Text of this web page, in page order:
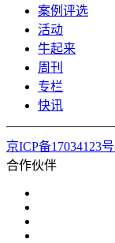
案例评选
活动
牛起来
周刊
专栏
快讯
京ICP备17034123
合作伙伴